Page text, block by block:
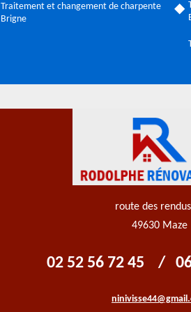
Traitement et changement de charpente
Brigne
route des
49630 Maze
02 52 56 72 45 /